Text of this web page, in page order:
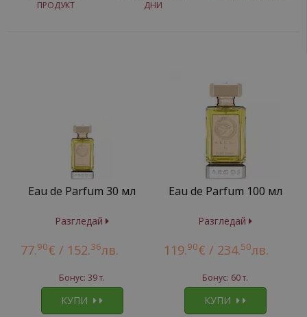
ПРОДУКТ
ДНИ
Eau de Parfum 30 мл
Разгледай
77.90€ / 152.36лв.
Бонус: 39 т.
КУПИ
Eau de Parfum 100 мл
Разгледай
119.90€ / 234.50лв.
Бонус: 60 т.
КУПИ